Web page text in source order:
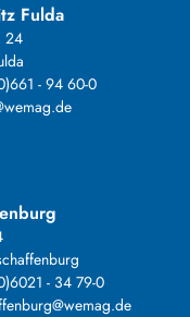
Fulda
24
- 94 60-0
- 34 79-0